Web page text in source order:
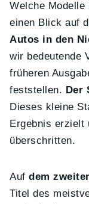
Welche Modelle
einen Blick auf
Autos in den
wir bedeutende
früheren
feststellen. Der
Dieses kleine
Ergebnis erzielt
überschritten.
Aufdem
Titel des